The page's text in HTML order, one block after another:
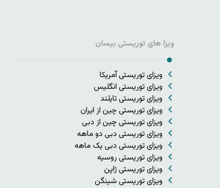
ویزا های توریستی بیسان
ویزای توریستی آمریکا
ویزای توریستی انگلیس
ویزای توریستی تایلند
ویزای توریستی چین از ایران
ویزای توریستی چین از دبی
ویزای توریستی دبی دو ماهه
ویزای توریستی دبی یک ماهه
ویزای توریستی روسیه
ویزای توریستی ژاپن
ویزای توریستی شینگن